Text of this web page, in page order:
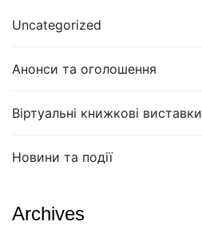
Uncategorized
Анонси та оголошення
Віртуальні книжкові виставки
Новини та події
Archives